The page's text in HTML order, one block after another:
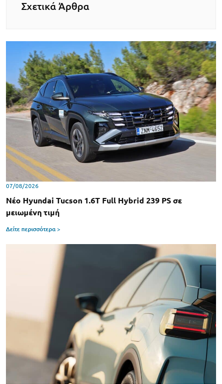
Σχετικά Άρθρα
07/08/2026
Νέο Hyundai Tucson 1.6T Full Hybrid 239 PS σε
μειωμένη τιμή
Δείτε περισσότερα >